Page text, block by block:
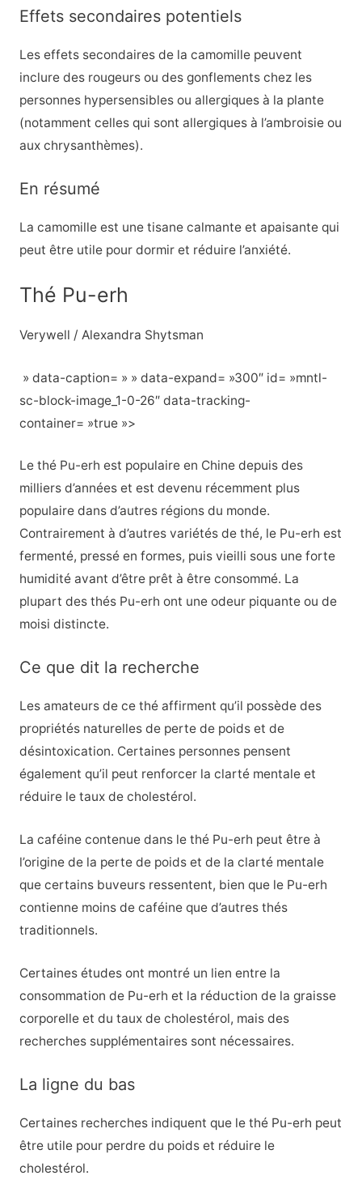
Effets secondaires potentiels
Les effets secondaires de la camomille peuvent
inclure des rougeurs ou des gonflements chez les
personnes hypersensibles ou allergiques à la plante
(notamment celles qui sont allergiques à l’ambroisie ou
aux chrysanthèmes).
En résumé
La camomille est une tisane calmante et apaisante qui
peut être utile pour dormir et réduire l’anxiété.
Thé Pu-erh
Verywell / Alexandra Shytsman
» data-caption= » » data-expand= »300″ id= »mntl-
sc-block-image_1-0-26″ data-tracking-
container= »true »>
Le thé Pu-erh est populaire en Chine depuis des
milliers d’années et est devenu récemment plus
populaire dans d’autres régions du monde.
Contrairement à d’autres variétés de thé, le Pu-erh est
fermenté, pressé en formes, puis vieilli sous une forte
humidité avant d’être prêt à être consommé. La
plupart des thés Pu-erh ont une odeur piquante ou de
moisi distincte.
Ce que dit la recherche
Les amateurs de ce thé affirment qu’il possède des
propriétés naturelles de perte de poids et de
désintoxication. Certaines personnes pensent
également qu’il peut renforcer la clarté mentale et
réduire le taux de cholestérol.
La caféine contenue dans le thé Pu-erh peut être à
l’origine de la perte de poids et de la clarté mentale
que certains buveurs ressentent, bien que le Pu-erh
contienne moins de caféine que d’autres thés
traditionnels.
Certaines études ont montré un lien entre la
consommation de Pu-erh et la réduction de la graisse
corporelle et du taux de cholestérol, mais des
recherches supplémentaires sont nécessaires.
La ligne du bas
Certaines recherches indiquent que le thé Pu-erh peut
être utile pour perdre du poids et réduire le
cholestérol.